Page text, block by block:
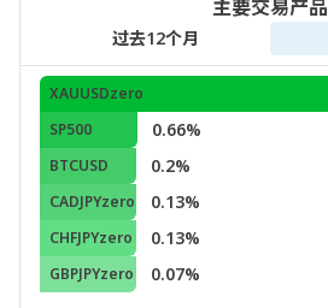
主要交易产品
过去12个月
XAUUSDzero
SP500 0.66%
BTCUSD 0.2%
CADJPYzero 0.13%
CHFJPYzero 0.13%
GBPJPYzero 0.07%